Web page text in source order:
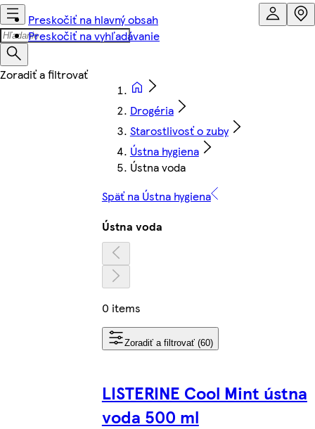
Preskočiť na hlavný obsah
Preskočiť na vyhľadávanie
Drogéria
Starostlivosť o zuby
Ústna hygiena
Ústna voda
Späť na Ústna hygiena
Ústna voda
0 items
Zoradiť a filtrovať (60)
LISTERINE Cool Mint ústna
voda 500 ml